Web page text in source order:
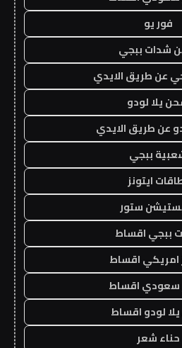
فور يو
شدات ببجي
عن طريق الايدي
يلا لودو
عن طريق الايدي
ببجي
ايتونز
ستور
ببجي اقساط
امريكي اقساط
سعودي اقساط
لودو اقساط
حناء شعر